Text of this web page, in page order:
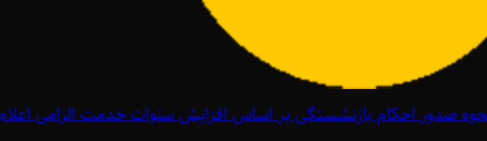
صدور احکام بازنشستگی بر اساس افزایش سنوات خدمت الزامی اعلام